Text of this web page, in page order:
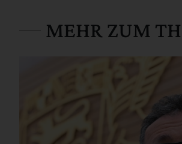
MEHR ZUM